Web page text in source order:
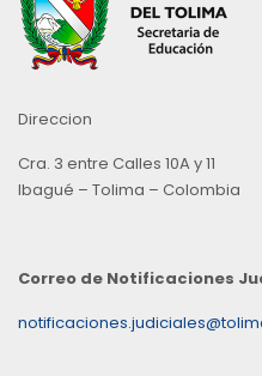
Direccion
Cra. 3 entre Calles 10A y 11
Ibagué – Tolima – Colombia
Correo de Notificaciones